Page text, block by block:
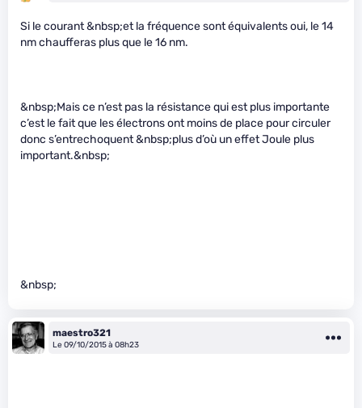
Si le courant &nbsp;et la fréquence sont équivalents oui, le 14
nm chaufferas plus que le 16 nm.
&nbsp;Mais ce n’est pas la résistance qui est plus importante
c’est le fait que les électrons ont moins de place pour circuler
donc s’entrechoquent &nbsp;plus d’où un effet Joule plus
important.&nbsp;
&nbsp;
maestro321
Le 09/10/2015 à 08h23